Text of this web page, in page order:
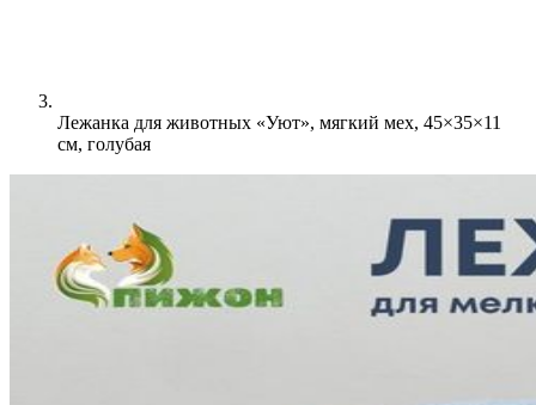
Лежанка для животных «Уют», мягкий мех, 45×35×11
см, голубая